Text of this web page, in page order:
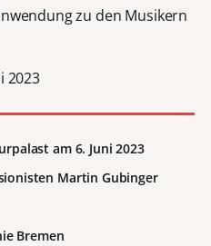
zu den Musikern
2023
am 6. Juni 2023
Martin Gubinger
Bremen